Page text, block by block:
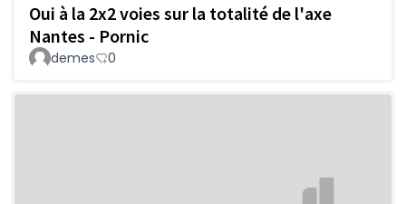
Oui à la 2x2 voies sur la totalité de l'axe
Nantes - Pornic
demes 0